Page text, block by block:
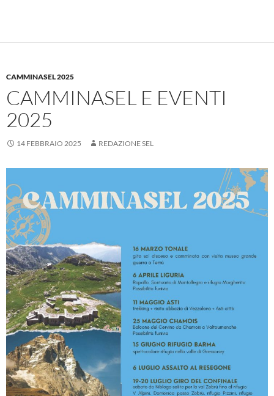
CAMMINASEL 2025
CAMMINASEL E EVENTI
2025
14 FEBBRAIO 2025 REDAZIONE SEL